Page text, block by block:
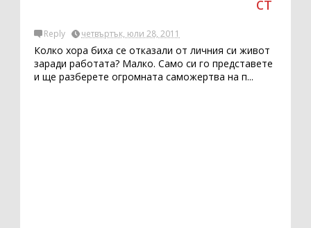
Reply четвъртък, юли 28, 2011
Колко хора биха се отказали от личния си живот
заради работата? Малко. Само си го представете
и ще разберете огромната саможертва на п...